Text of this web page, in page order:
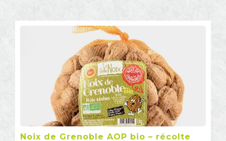
Noix de Grenoble AOP bio – récolte